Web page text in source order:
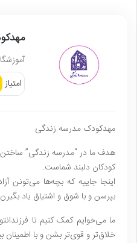
امتیاز
مهدکودک مدرسه زندگی
هدف ما در “مدرسه زندگی”
کودکان دلبند شماست.
اینجا جاییه که بچه‌ها می‌تونن
بپرسن و با شوق و اشتیاق یاد
ما می‌خوایم کمک کنیم تا
خلاق‌تر و قوی‌تر بشن و با